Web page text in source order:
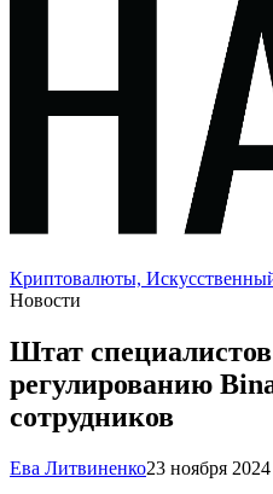
Криптовалюты,
Новости
Штат
регулированию
сотрудников
Ева Литвиненко23 ноября 2024